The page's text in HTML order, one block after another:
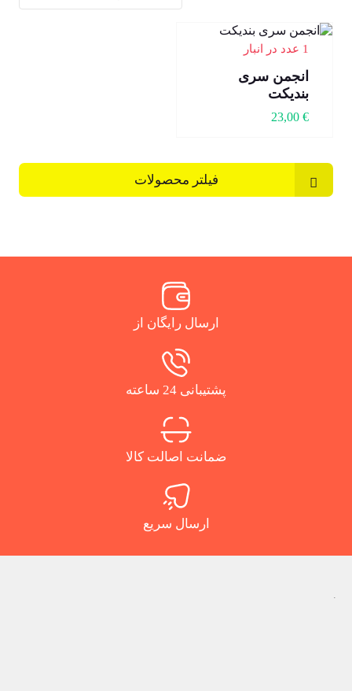
1 عدد در انبار
انجمن سری
بندیکت
23,00 €
فیلتر محصولات
ارسال رایگان از
پشتیبانی 24 ساعته
ضمانت اصالت کالا
ارسال سریع
.